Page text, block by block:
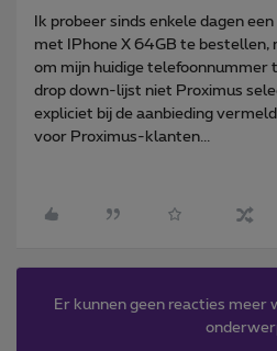
Ik probeer sinds enkele dagen
met IPhone X 64GB te bestellen,
om mijn huidige telefoonnummer
drop down-lijst niet Proximus
expliciet bij de aanbieding
voor Proximus-klanten...
Er kunnen geen reacties meer